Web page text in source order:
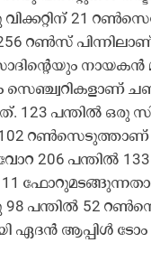
21
റൺസ്
നായകൻ
സെഞ്ച്വറികളാണ്
123 പന്തിൽ ഒരു
102
206 പന്തിൽ
പന്തിൽ 52
ഏദൻ ആപ്പിൾ ടോം